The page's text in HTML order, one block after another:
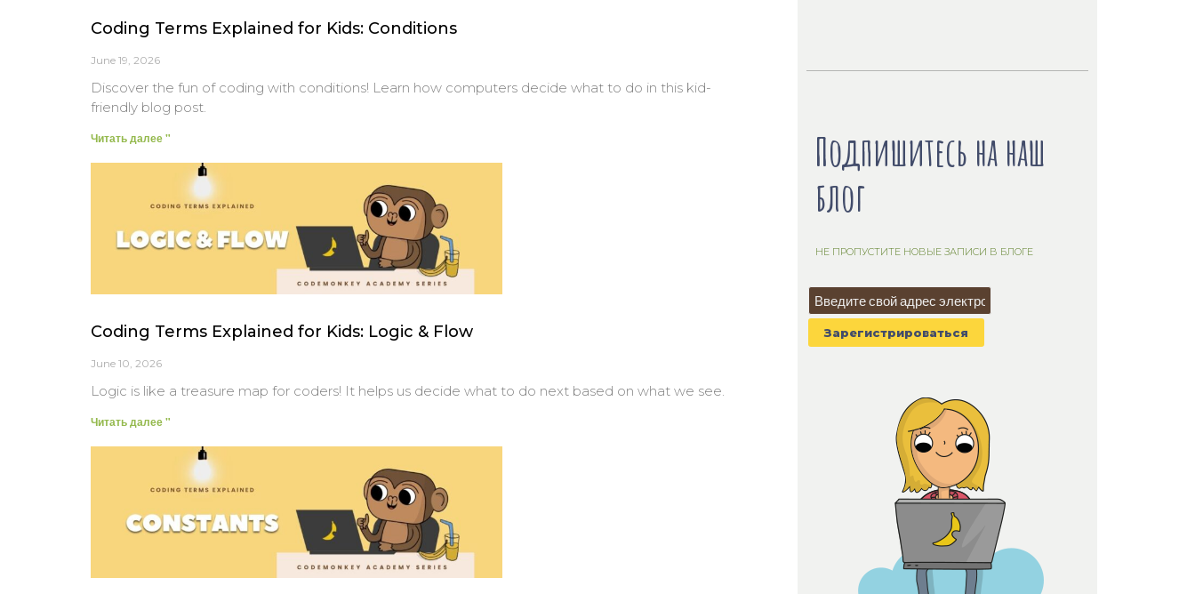
Coding Terms Explained for Kids: Conditions
June 19, 2026
Discover the fun of coding with conditions! Learn how computers decide what to do in this kid-
friendly blog post.
Читать далее "
Coding Terms Explained for Kids: Logic & Flow
June 10, 2026
Logic is like a treasure map for coders! It helps us decide what to do next based on what we see.
Читать далее "
Подпишитесь на наш
блог
НЕ ПРОПУСТИТЕ НОВЫЕ ЗАПИСИ В БЛОГЕ